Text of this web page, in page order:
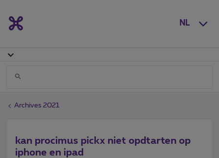
NL
Archives 2021
kan procimus pickx niet opdtarten op
iphone en ipad